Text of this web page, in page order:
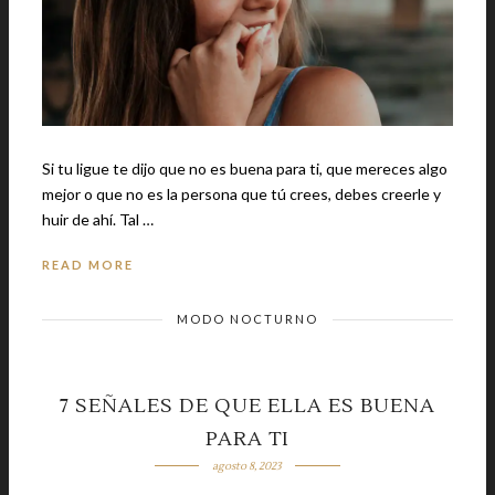
Si tu ligue te dijo que no es buena para ti, que mereces algo
mejor o que no es la persona que tú crees, debes creerle y
huir de ahí. Tal …
READ MORE
MODO NOCTURNO
7 SEÑALES DE QUE ELLA ES BUENA
PARA TI
agosto 8, 2023